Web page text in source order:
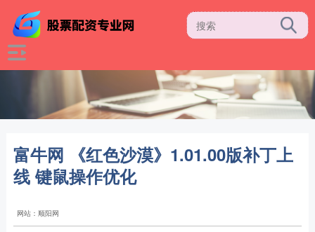
富牛网 《红色沙漠》1.01.00版补丁上
线 键鼠操作优化
网站：顺阳网